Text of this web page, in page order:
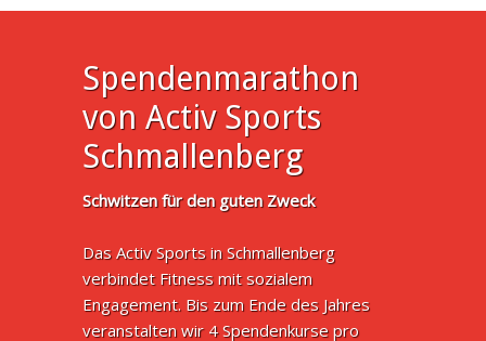
Spendenmarathon
von Activ Sports
Schmallenberg
Schwitzen für den guten Zweck
Das Activ Sports in Schmallenberg
verbindet Fitness mit sozialem
Engagement. Bis zum Ende des Jahres
veranstalten wir 4 Spendenkurse pro